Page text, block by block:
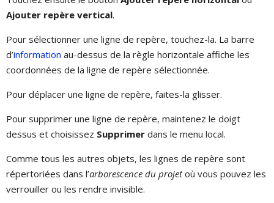
Ajouter repère vertical.
Pour sélectionner une ligne de repère, touchez-la. La barre
d’information au-dessus de la règle horizontale affiche les
coordonnées de la ligne de repère sélectionnée.
Pour déplacer une ligne de repère, faites-la glisser.
Pour supprimer une ligne de repère, maintenez le doigt
dessus et choisissez Supprimer dans le menu local.
Comme tous les autres objets, les lignes de repère sont
répertoriées dans l’arborescence du projetoù vous pouvez les
verrouiller ou les rendre invisible.